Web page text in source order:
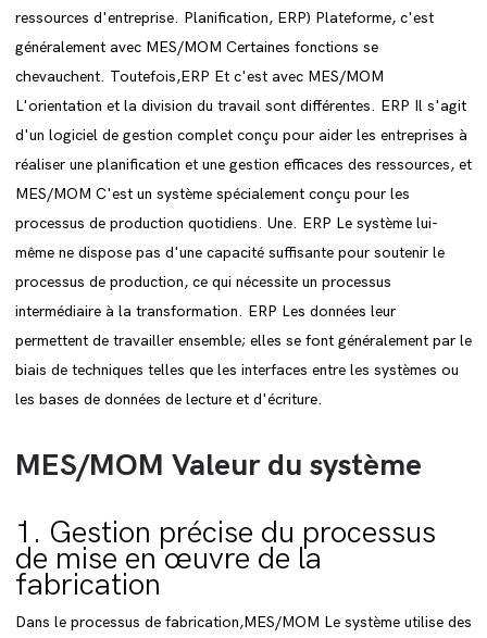
ressources d'entreprise. Planification, ERP) Plateforme, c'est
généralement avec MES/MOM Certaines fonctions se
chevauchent. Toutefois,ERP Et c'est avec MES/MOM
L'orientation et la division du travail sont différentes. ERP Il s'agit
d'un logiciel de gestion complet conçu pour aider les entreprises à
réaliser une planification et une gestion efficaces des ressources, et
MES/MOM C'est un système spécialement conçu pour les
processus de production quotidiens. Une. ERP Le système lui-
même ne dispose pas d'une capacité suffisante pour soutenir le
processus de production, ce qui nécessite un processus
intermédiaire à la transformation. ERP Les données leur
permettent de travailler ensemble; elles se font généralement par le
biais de techniques telles que les interfaces entre les systèmes ou
les bases de données de lecture et d'écriture.
MES/MOM Valeur du système
1. Gestion précise du processus
de mise en œuvre de la
fabrication
Dans le processus de fabrication,MES/MOM Le système utilise des